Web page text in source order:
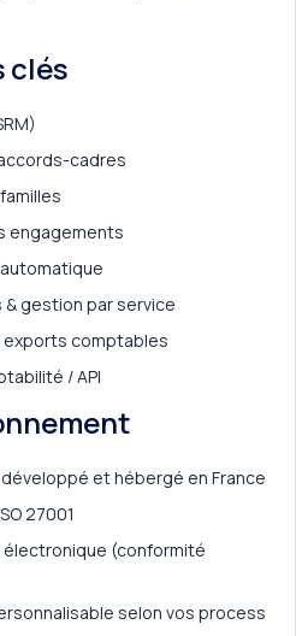
clés
cadres
engagements
gestion par service
exports comptables
/ API
et hébergé en France
27001
(conformité
selon vos process